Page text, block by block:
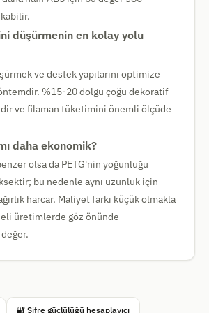
düşürmenin en kolay yolu
ve destek yapılarını optimize
%15-20 dolgu çoğu dekoratif
ve filaman tüketimini önemli ölçüde
daha ekonomik?
olsa da PETG'nin yoğunluğu
bu nedenle aynı uzunluk için
harcar. Maliyet farkı küçük olmakla
üretimlerde göz önünde
🔐 Şifre güçlülüğü hesaplayıcı